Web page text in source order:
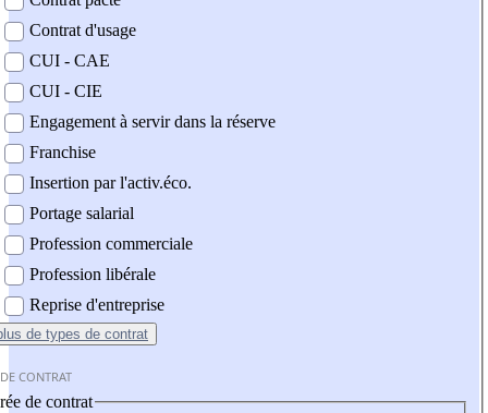
Contrat d'usage
CUI - CAE
CUI - CIE
Engagement à servir dans la réserve
Franchise
Insertion par l'activ.éco.
Portage salarial
Profession commerciale
Profession libérale
Reprise d'entreprise
de types de contrat
CONTRAT
de contrat